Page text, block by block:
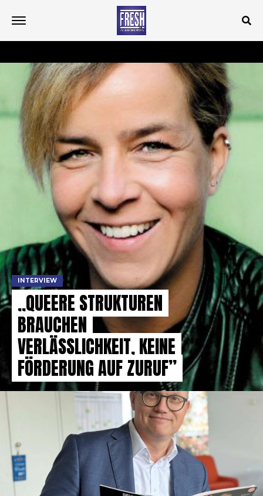
INTERVIEW
„QUEERE STRUKTUREN
BRAUCHEN
VERLÄSSLICHKEIT, KEINE
FÖRDERUNG AUF ZURUF”